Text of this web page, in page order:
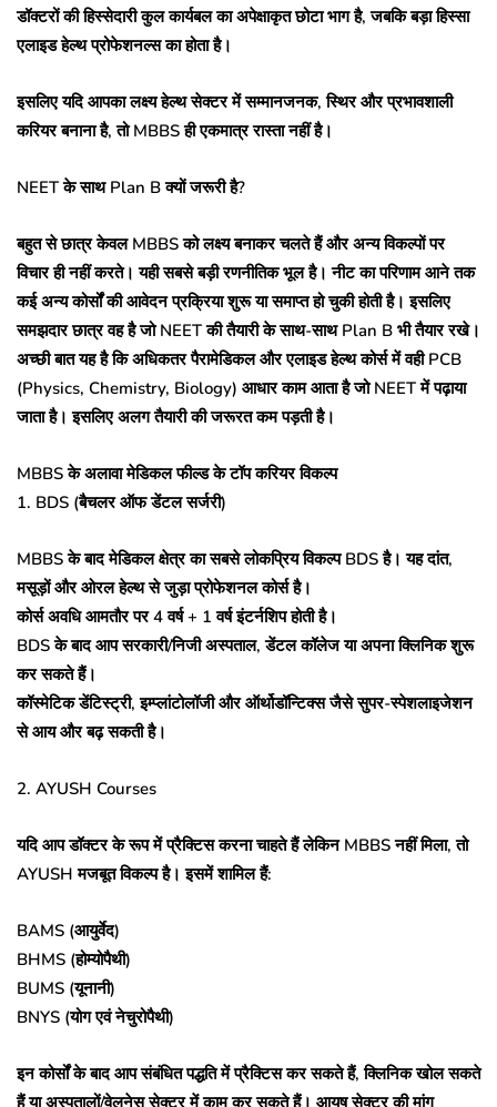
डॉक्टरों की हिस्सेदारी कुल कार्यबल का अपेक्षाकृत छोटा भाग है, जबकि बड़ा हिस्सा
एलाइड हेल्थ प्रोफेशनल्स का होता है।
इसलिए यदि आपका लक्ष्य हेल्थ सेक्टर में सम्मानजनक, स्थिर और प्रभावशाली
करियर बनाना है, तो MBBS ही एकमात्र रास्ता नहीं है।
NEET के साथ Plan B क्यों जरूरी है?
बहुत से छात्र केवल MBBS को लक्ष्य बनाकर चलते हैं और अन्य विकल्पों पर
विचार ही नहीं करते। यही सबसे बड़ी रणनीतिक भूल है। नीट का परिणाम आने तक
कई अन्य कोर्सों की आवेदन प्रक्रिया शुरू या समाप्त हो चुकी होती है। इसलिए
समझदार छात्र वह है जो NEET की तैयारी के साथ-साथ Plan B भी तैयार रखे।
अच्छी बात यह है कि अधिकतर पैरामेडिकल और एलाइड हेल्थ कोर्स में वही PCB
(Physics, Chemistry, Biology) आधार काम आता है जो NEET में पढ़ाया
जाता है। इसलिए अलग तैयारी की जरूरत कम पड़ती है।
MBBS के अलावा मेडिकल फील्ड के टॉप करियर विकल्प
1. BDS (बैचलर ऑफ डेंटल सर्जरी)
MBBS के बाद मेडिकल क्षेत्र का सबसे लोकप्रिय विकल्प BDS है। यह दांत,
मसूड़ों और ओरल हेल्थ से जुड़ा प्रोफेशनल कोर्स है।
कोर्स अवधि आमतौर पर 4 वर्ष + 1 वर्ष इंटर्नशिप होती है।
BDS के बाद आप सरकारी/निजी अस्पताल, डेंटल कॉलेज या अपना क्लिनिक शुरू
कर सकते हैं।
कॉस्मेटिक डेंटिस्ट्री, इम्प्लांटोलॉजी और ऑर्थोडॉन्टिक्स जैसे सुपर-स्पेशलाइजेशन
से आय और बढ़ सकती है।
2. AYUSH Courses
यदि आप डॉक्टर के रूप में प्रैक्टिस करना चाहते हैं लेकिन MBBS नहीं मिला, तो
AYUSH मजबूत विकल्प है। इसमें शामिल हैं:
BAMS (आयुर्वेद)
BHMS (होम्योपैथी)
BUMS (यूनानी)
BNYS (योग एवं नेचुरोपैथी)
इन कोर्सों के बाद आप संबंधित पद्धति में प्रैक्टिस कर सकते हैं, क्लिनिक खोल सकते
हैं या अस्पतालों/वेलनेस सेक्टर में काम कर सकते हैं। आयुष सेक्टर की मांग